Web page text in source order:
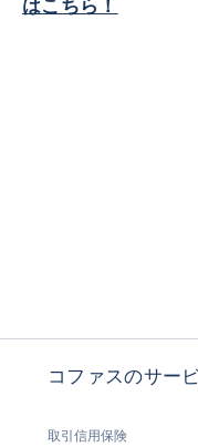
はこちら！
コファスのサー
取引信用保険